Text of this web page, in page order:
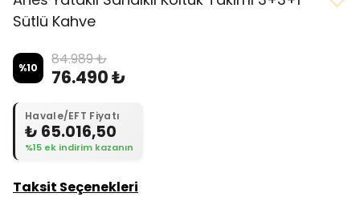
Sütlü Kahve
%10 84.989 ₺
76.490 ₺
Havale/EFT Fiyatı
₺ 65.016,50
%15 ek indirim kazanın
Taksit Seçenekleri